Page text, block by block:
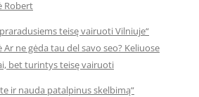
Robert
teisę vairuoti Vilniuje“
ne gėda tau del savo seo? Keliuose
bet turintys teisę vairuoti
ir nauda patalpinus skelbimą“